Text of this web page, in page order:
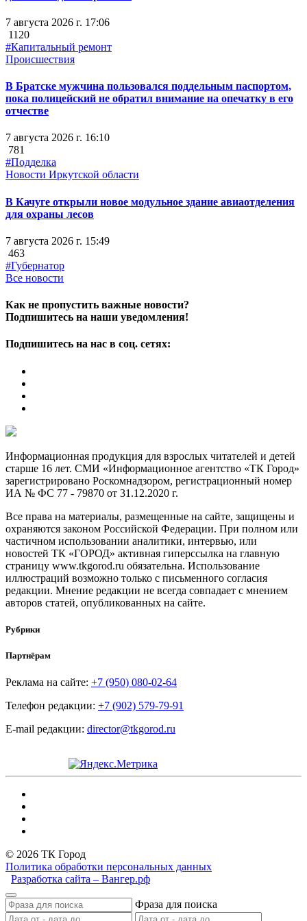
7 августа 2026 г. 17:06
1120
#Капитальный ремонт
Происшествия
В Братске мужчина пользовался поддельным паспортом,
пока полицейский не обратил внимание на опечатку в его
отчестве
7 августа 2026 г. 16:10
781
#Подделка
Новости Иркутской области
В Качуге открыли новое модульное здание авиаотделения
для охраны лесов
7 августа 2026 г. 15:49
463
#Губернатор
Все новости
Как не пропустить важные новости?
Подпишитесь на наши уведомления!
Подпишитесь на нас в соц. сетях:
Информационная продукция для взрослых читателей и детей
старше 16 лет. СМИ «Информационное агентство «ТК Город»
зарегистрировано Роскомнадзором, регистрационный номер
ИА № ФС 77 - 79870 от 31.12.2020 г.
Все права на материалы, размещенные на сайте, защищены и
охраняются законом Российской Федерации. При полном или
частичном использовании аналитики, интервью, или
новостей ТК «ГОРОД» активная гиперссылка на главную
страницу www.tkgorod.ru обязательна. Использование
иллюстраций возможно только с письменного согласия
редакции. Мнение редакции не всегда совпадает с мнением
авторов статей, опубликованных на сайте.
Рубрики
Партнёрам
Реклама на сайте: +7 (950) 080-02-64
Телефон редакции: +7 (902) 579-79-91
E-mail редакции: director@tkgorod.ru
© 2026 ТК Город
Политика обработки персональных данных
Разработка сайта – Вангер.рф
Фраза для поиска